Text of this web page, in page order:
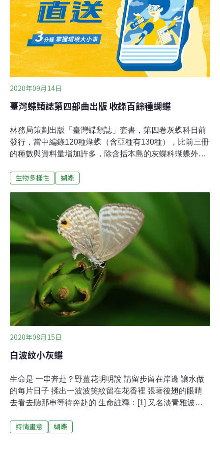
2020年09月14日
臺灣蝶類誌第四部曲出版 收錄百餘種蝴蝶
林務局策劃出版「臺灣蝶類誌」套書，第四卷灰蝶科日前
發行，當中編錄120種蝴蝶（含亞種有130種），比前三冊
的種數與資料量增加許多，除含括本島的灰蝶科蝴蝶外，
本的蝶種。書內完整物種收集及圖解是世界首例，也讓台
過300種以上蝴蝶的國家沒有像台灣這套蝶類誌，是由本
國人獨立完成，且有蝴蝶的雌、雄交尾器解剖圖，如此完
整物種收集及詳細圖解是世界首例，也堪稱台灣蝶類研究
巨作。
生物多樣性 蝴蝶
2020年08月15日
白波紋小灰蝶
生命是 一串奔赴？野薑花明明說 請留步留在岸邊 讓水做
的每片日子 揉出一波波笑紋留在花香裡 張著後翅的眼睛
去看去聽那串等待奔赴的 生命註釋：[1] 又名淡青雅波灰
詩情畫意 蝴蝶